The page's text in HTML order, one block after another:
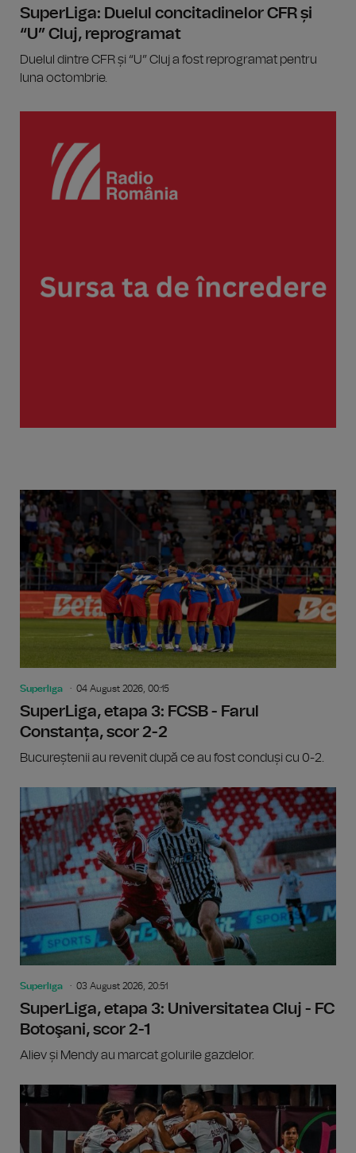
SuperLiga: Duelul concitadinelor CFR și
“U” Cluj, reprogramat
Duelul dintre CFR și “U” Cluj a fost reprogramat pentru
luna octombrie.
Superliga 04 August 2026, 00:15
SuperLiga, etapa 3: FCSB - Farul
Constanța, scor 2-2
Bucureștenii au revenit după ce au fost conduși cu 0-2.
Superliga 03 August 2026, 20:51
SuperLiga, etapa 3: Universitatea Cluj - FC
Botoşani, scor 2-1
Aliev și Mendy au marcat golurile gazdelor.